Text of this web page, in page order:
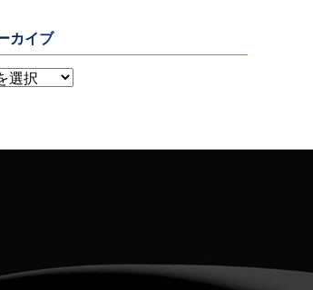
カイブ